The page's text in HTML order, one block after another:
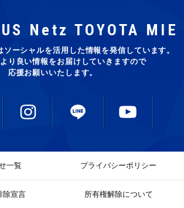
Netz TOYOTA MIE
ソーシャルを活用した情報を発信しています。
り良い情報をお届けしていきますので
応援お願いいたします。
一覧 プライバシーポリシー
除宣言 所有権解除について